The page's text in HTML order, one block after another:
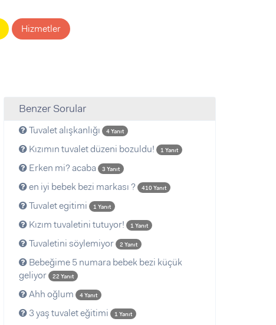
Hizmetler
Benzer Sorular
Tuvalet alışkanlığı 4 Yanıt
Kızımın tuvalet düzeni bozuldu! 1 Yanıt
Erken mi? acaba 3 Yanıt
en iyi bebek bezi markası ? 410 Yanıt
Tuvalet egitimi 1 Yanıt
Kızım tuvaletini tutuyor! 1 Yanıt
Tuvaletini söylemiyor 2 Yanıt
Bebeğime 5 numara bebek bezi küçük
geliyor
22 Yanıt
Ahh oğlum 4 Yanıt
3 yaş tuvalet eğitimi 1 Yanıt